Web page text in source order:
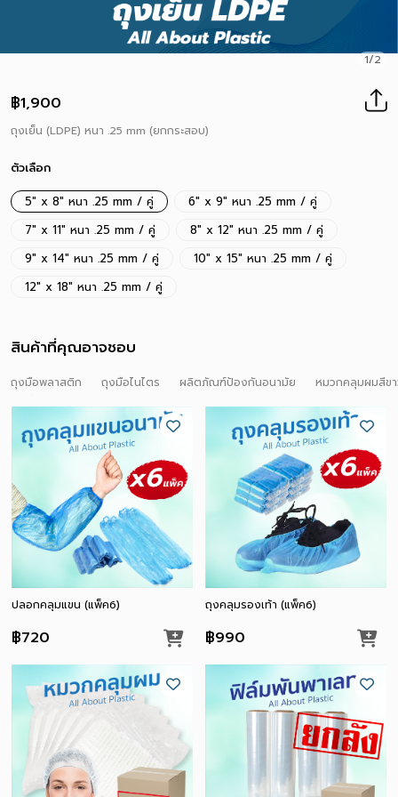
1/2
฿1,900
ถุงเย็น (LDPE) หนา .25 mm (ยกกระสอบ)
ตัวเลือก
5" x 8" หนา .25 mm / คู่
6" x 9" หนา .25 mm / คู่
7" x 11" หนา .25 mm / คู่
8" x 12" หนา .25 mm / คู่
9" x 14" หนา .25 mm / คู่
10" x 15" หนา .25 mm / คู่
12" x 18" หนา .25 mm / คู่
สินค้าที่คุณอาจชอบ
ถุงมือพลาสติก ถุงมือไนไตร ผลิตภัณฑ์ป้องกันอนามัย
หมวกคลุมผมสีข
ปลอกคลุมแขน (แพ็ค6)
฿720
ถุงคลุมรองเท้า (แพ็ค6)
฿990